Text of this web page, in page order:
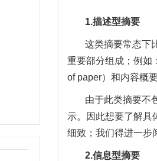
1.描述型摘要
这类摘要常态下
重要部分组成；例如
of paper）和内容概
由于此类摘要不
示。因此想要了解具
细致；我们得进一步
2.信息型摘要